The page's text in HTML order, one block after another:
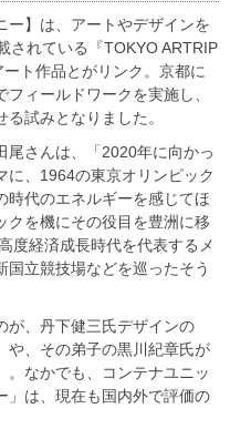
ー】は、アートやデザインを
されている『TOKYO ARTRIP
ト作品とがリンク。京都に
ィールドワークを実施し、
試みとなりました。
尾さんは、「2020年に向かっ
に、1964の東京オリンピック
時代のエネルギーを感じてほ
クを機にその役目を豊洲に移
度経済成長時代を代表するメ
国立競技場などを巡ったそう
が、丹下健三氏デザインの
や、その弟子の黒川紀章氏が
。なかでも、コンテナユニッ
」は、現在も国内外で評価の